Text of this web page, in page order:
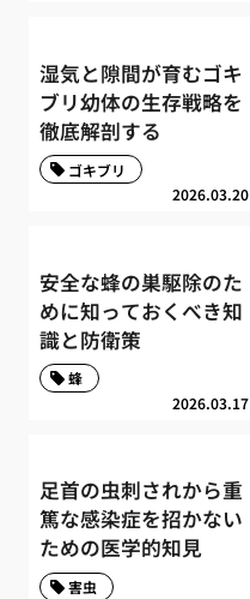
湿気と隙間が育むゴキ
ブリ幼体の生存戦略を
徹底解剖する
2026.03.20
ゴキブリ
安全な蜂の巣駆除のた
めに知っておくべき知
識と防衛策
2026.03.17
蜂
足首の虫刺されから重
篤な感染症を招かない
ための医学的知見
害虫